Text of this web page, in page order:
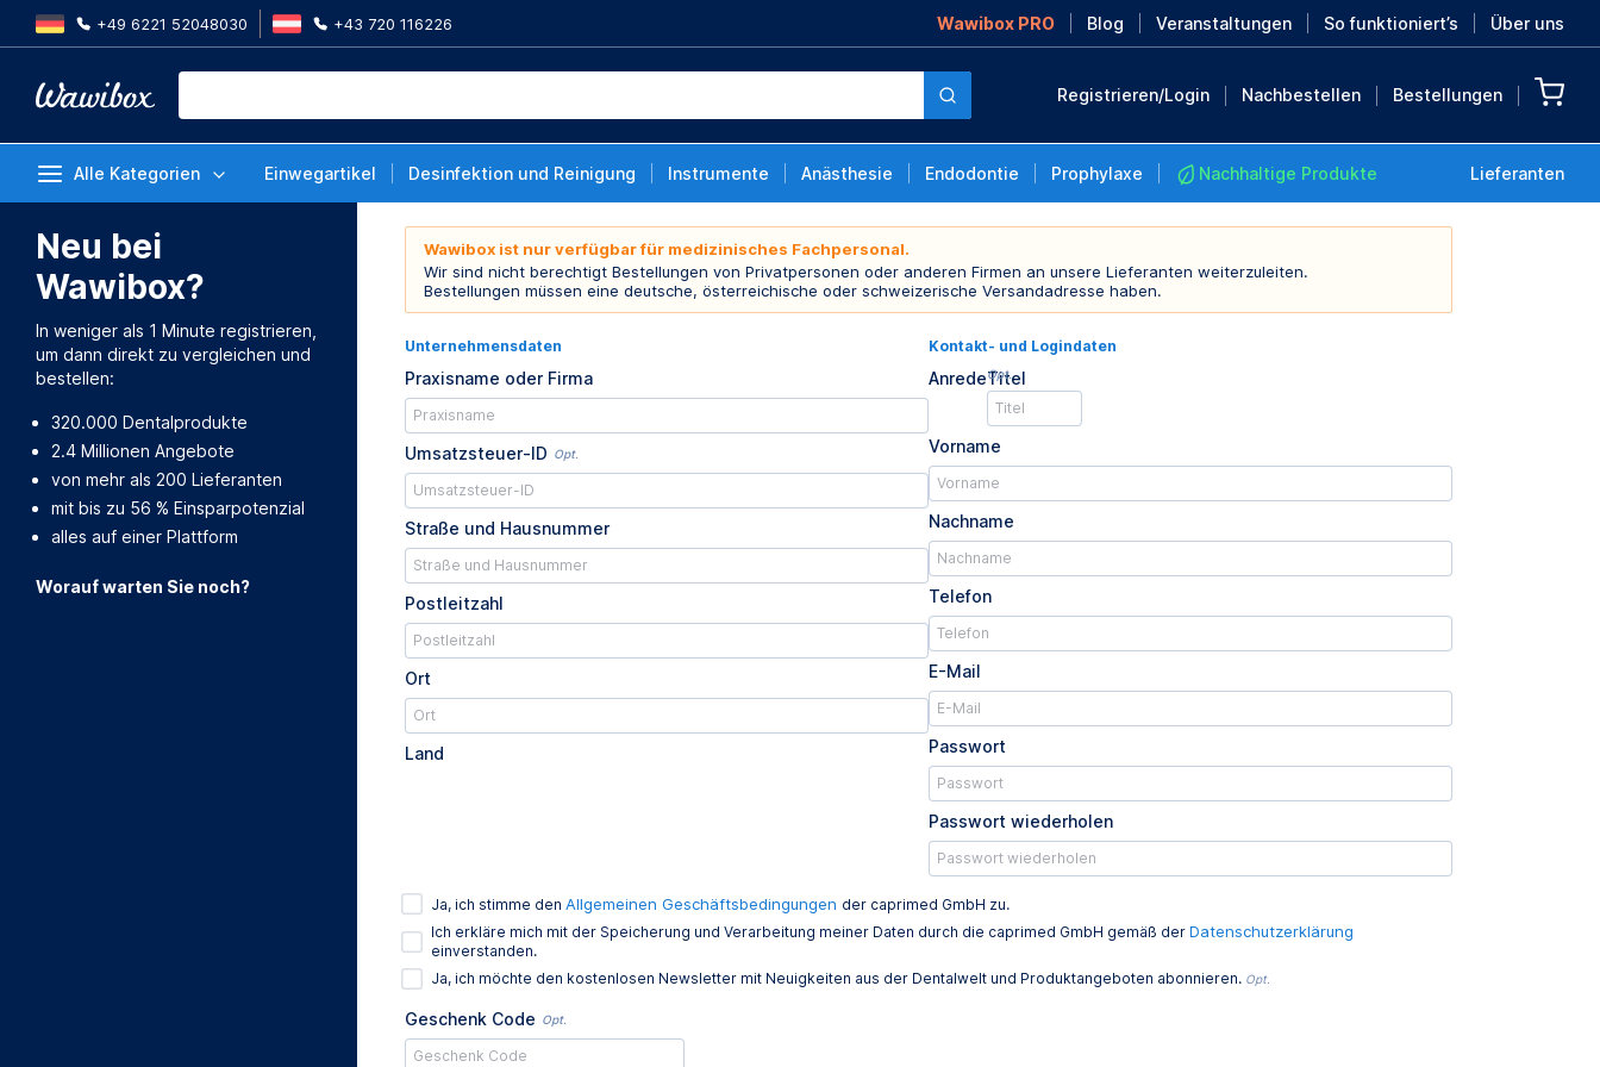
+49 6221 52048030 +43 720 116226 Wawibox PRO Blog Veranstaltungen So funktioniert’s Über uns
Registrieren/Login Nachbestellen Bestellungen
Alle Kategorien Einwegartikel Desinfektion und Reinigung Instrumente Anästhesie Endodontie Prophylaxe Nachhaltige Produkte Lieferanten
MEHR ENTDECKEN
Neu bei
Wawibox?
In weniger als 1 Minute registrieren,
um dann direkt zu vergleichen und
bestellen:
320.000 Dentalprodukte
2.4 Millionen Angebote
von mehr als 200 Lieferanten
mit bis zu 56 % Einsparpotenzial
alles auf einer Plattform
Worauf warten Sie noch?
Wawibox ist nur verfügbar für medizinisches Fachpersonal.
Wir sind nicht berechtigt Bestellungen von Privatpersonen oder anderen Firmen an unsere Lieferanten weiterzuleiten.
Bestellungen müssen eine deutsche, österreichische oder schweizerische Versandadresse haben.
Unternehmensdaten
Praxisname oder Firma
Umsatzsteuer-ID Opt.
Straße und Hausnummer
Postleitzahl
Ort
Land
Kontakt- und Logindaten
AnredeTitel
Opt.
Vorname
Nachname
Telefon
E-Mail
Passwort
Passwort wiederholen
Ja, ich stimme den Allgemeinen Geschäftsbedingungen der caprimed GmbH zu.
Ich erkläre mich mit der Speicherung und Verarbeitung meiner Daten durch die caprimed GmbH gemäß der Datenschutzerklärung
einverstanden.
Ja, ich möchte den kostenlosen Newsletter mit Neuigkeiten aus der Dentalwelt und Produktangeboten abonnieren. Opt.
Geschenk Code Opt.